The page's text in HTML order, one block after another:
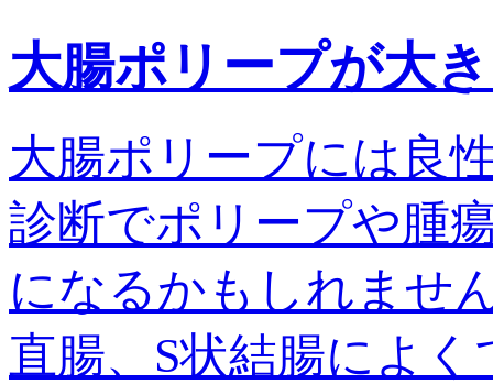
大腸ポリープが大
大腸ポリープには良
診断でポリープや腫
になるかもしれませ
直腸、S状結腸によ